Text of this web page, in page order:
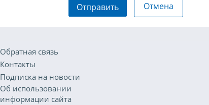
Отправить Отмена
Обратная связь
Контакты
Подписка на новости
Об использовании
информации сайта